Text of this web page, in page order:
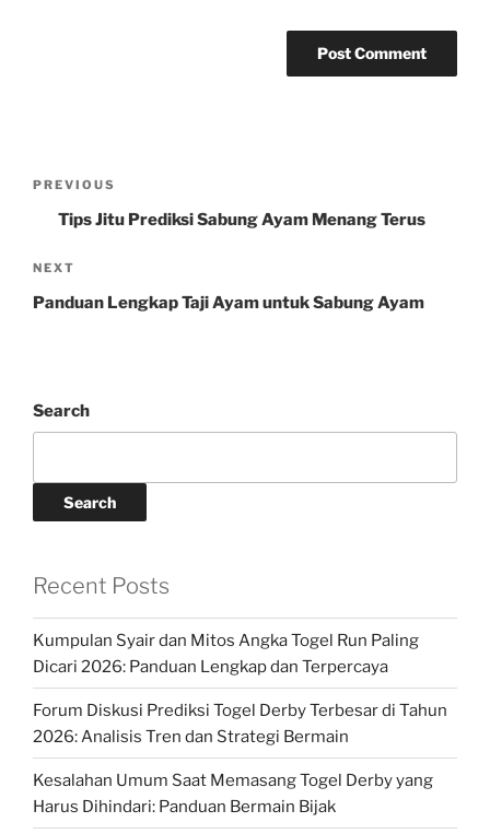
Previous
Post
PREVIOUS
Tips Jitu Prediksi Sabung Ayam Menang Terus
Next
Post
NEXT
Panduan Lengkap Taji Ayam untuk Sabung Ayam
Search
Search
Recent Posts
Kumpulan Syair dan Mitos Angka Togel Run Paling
Dicari 2026: Panduan Lengkap dan Terpercaya
Forum Diskusi Prediksi Togel Derby Terbesar di Tahun
2026: Analisis Tren dan Strategi Bermain
Kesalahan Umum Saat Memasang Togel Derby yang
Harus Dihindari: Panduan Bermain Bijak